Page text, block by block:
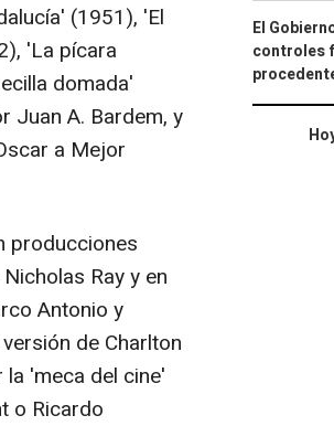
(1951), 'El
'La pícara
domada'
Juan A. Bardem, y
a Mejor
producciones
Ray y en
Antonio y
de Charlton
'meca del cine'
o Ricardo
El
controles